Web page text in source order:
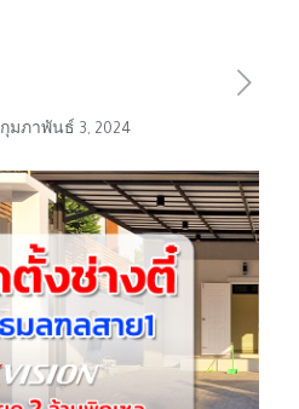
กุมภาพันธ์ 3, 2024